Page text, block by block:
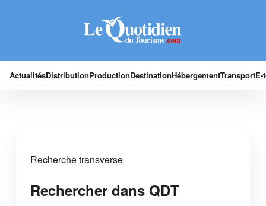
ActualitésDistributionProductionDestinationHébergementTransport
Recherche transverse
Rechercher dans QDT